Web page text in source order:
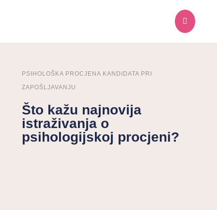

PSIHOLOŠKA PROCJENA KANDIDATA PRI
ZAPOŠLJAVANJU
Što kažu najnovija
istraživanja o
psihologijskoj procjeni?